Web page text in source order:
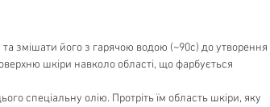
змішати його з гарячою водою (~90c) до утворення
шкіри навколо області, що фарбується
спеціальну олію. Протріть їм область шкіри, яку